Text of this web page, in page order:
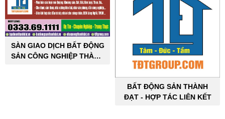
SÀN GIAO DỊCH BẤT ĐỘNG
SẢN CÔNG NGHIỆP THÀNH
BẤT ĐỘNG SẢN THÀNH
ĐẠT - HỢP TÁC LIÊN KẾT